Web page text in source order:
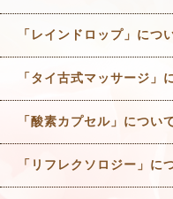
「レインドロップ」につ
「タイ古式マッサージ」
「酸素カプセル」につい
「リフレクソロジー」に